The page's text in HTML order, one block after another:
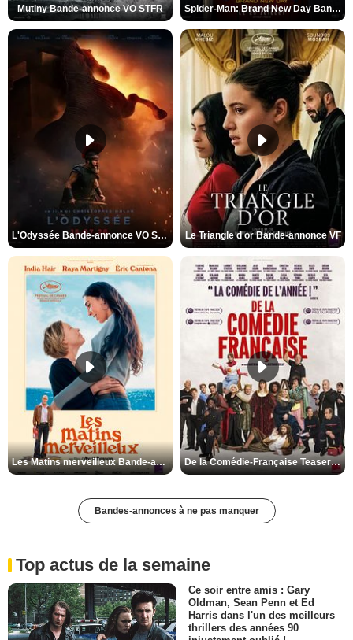
Mutiny Bande-annonce VO STFR Spider-Man: Brand New Day Bande-annonce VO STFR
L'Odyssée Bande-annonce VO STFR Le Triangle d'or Bande-annonce VF
Les Matins merveilleux Bande-annonce VF De la Comédie-Française Teaser VF
Bandes-annonces à ne pas manquer
Top actus de la semaine
Ce soir entre amis : Gary
Oldman, Sean Penn et Ed
Harris dans l'un des meilleurs
thrillers des années 90